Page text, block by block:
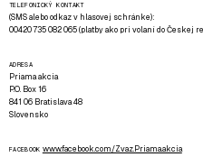
TELEFONICKÝ KONTAKT
(SMS alebo odkaz v hlasovej schránke):
00420 735 082 065 (platby ako pri volaní do Českej
ADRESA
Priama akcia
P.O. Box 16
841 06 Bratislava 48
Slovensko
FACEBOOK www.facebook.com/Zvaz.Priama.akcia